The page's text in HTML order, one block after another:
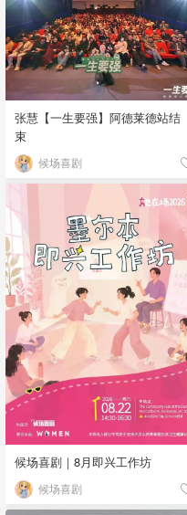
张慧【一生要强】阿德莱德站结
束
候场喜剧
候场喜剧｜8月即兴工作坊
候场喜剧